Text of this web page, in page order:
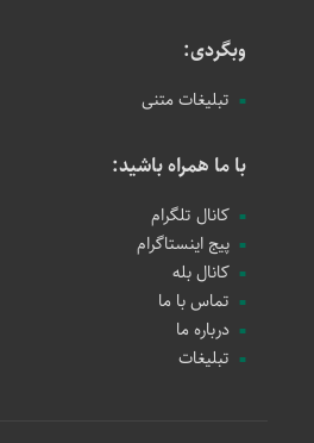
وبگردی:
تبلیغات متنی
با ما همراه باشید:
کانال تلگرام
پیج اینستاگرام
کانال بله
تماس با ما
درباره ما
تبلیغات